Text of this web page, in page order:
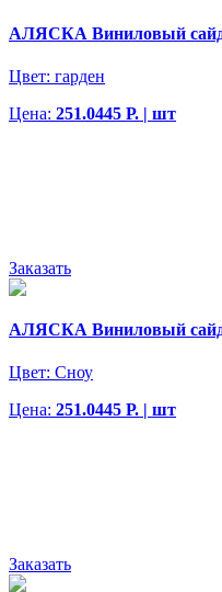
АЛЯСКА Виниловый
Цвет: гарден
Цена: 251.0445 Р. | шт
Заказать
АЛЯСКА Виниловый
Цвет: Сноу
Цена: 251.0445 Р. | шт
Заказать